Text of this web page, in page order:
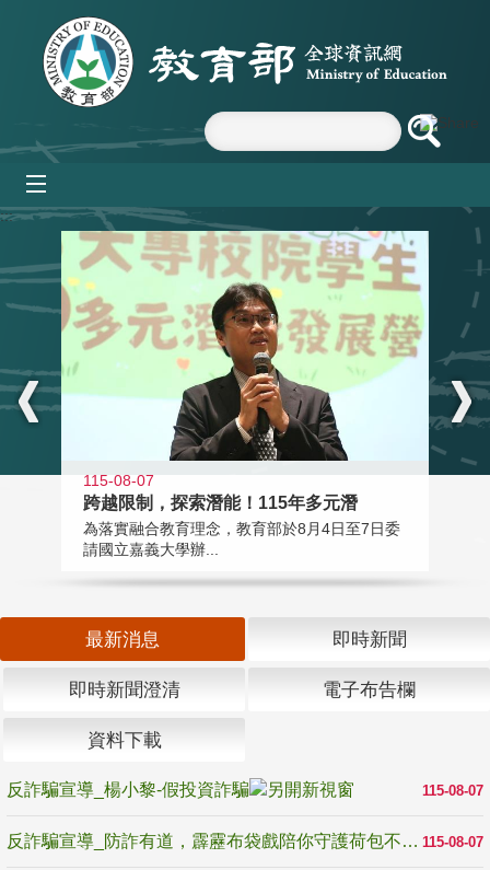
跳到主要內容區塊
:::
115-08-07
跨越限制，探索潛能！115年多元潛
為落實融合教育理念，教育部於8月4日至7日委
請國立嘉義大學辦...
最新消息 即時新聞
即時新聞澄清 電子布告欄
資料下載
115-08-07
反詐騙宣導_楊小黎-假投資詐騙
115-08-07
反詐騙宣導_防詐有道，霹靂布袋戲陪你守護荷包不受騙